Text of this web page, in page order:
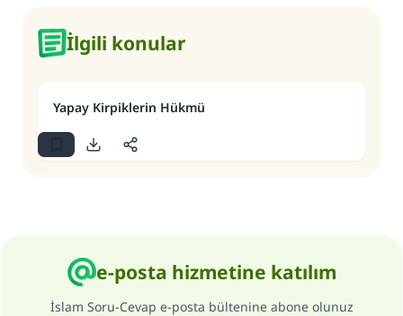
İlgili konular
Yapay Kirpiklerin Hükmü
e-posta hizmetine katılım
İslam Soru-Cevap e-posta bültenine abone olunuz